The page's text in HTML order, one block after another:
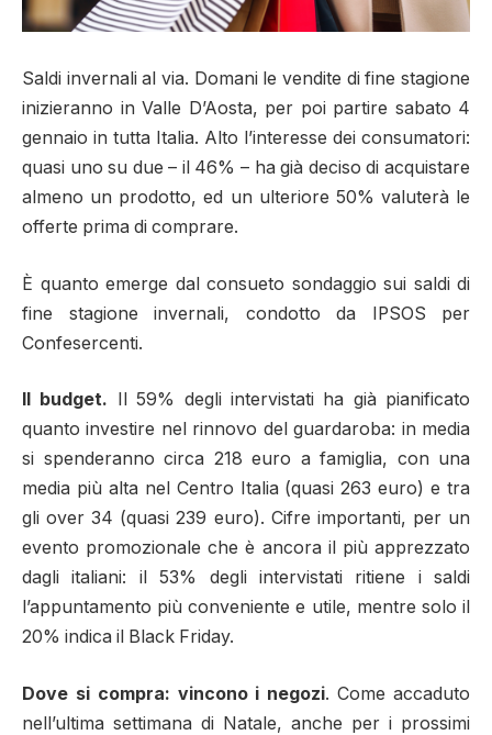
Saldi invernali al via. Domani le vendite di fine stagione
inizieranno in Valle D’Aosta, per poi partire sabato 4
gennaio in tutta Italia. Alto l’interesse dei consumatori:
quasi uno su due – il 46% – ha già deciso di acquistare
almeno un prodotto, ed un ulteriore 50% valuterà le
offerte prima di comprare.
È quanto emerge dal consueto sondaggio sui saldi di
fine stagione invernali, condotto da IPSOS per
Confesercenti.
Il budget. Il 59% degli intervistati ha già pianificato
quanto investire nel rinnovo del guardaroba: in media
si spenderanno circa 218 euro a famiglia, con una
media più alta nel Centro Italia (quasi 263 euro) e tra
gli over 34 (quasi 239 euro). Cifre importanti, per un
evento promozionale che è ancora il più apprezzato
dagli italiani: il 53% degli intervistati ritiene i saldi
l’appuntamento più conveniente e utile, mentre solo il
20% indica il Black Friday.
Dove si compra: vincono i negozi. Come accaduto
nell’ultima settimana di Natale, anche per i prossimi